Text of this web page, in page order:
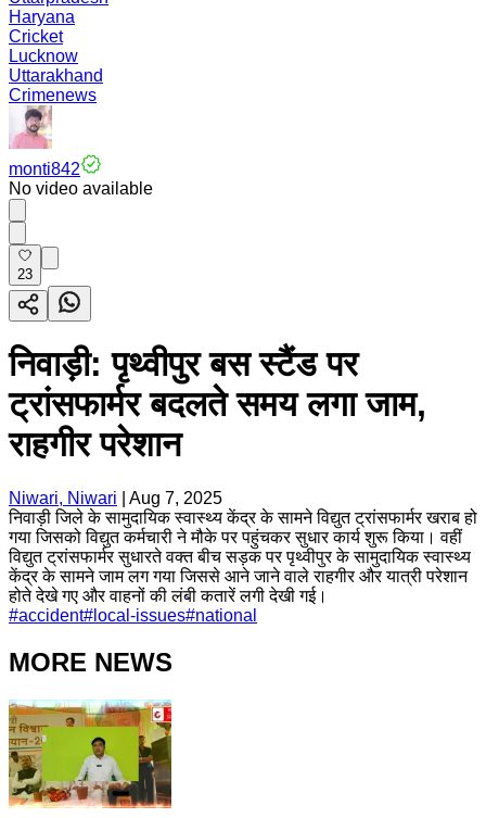
Haryana
Cricket
Lucknow
Uttarakhand
Crimenews
monti842
No video available
23
निवाड़ी: पृथ्वीपुर बस स्टैंड पर
ट्रांसफार्मर बदलते समय लगा जाम,
राहगीर परेशान
Niwari, Niwari
Aug 7, 2025
निवाड़ी जिले के सामुदायिक स्वास्थ्य केंद्र के सामने विद्युत ट्रांसफार्मर खराब हो
गया जिसको विद्युत कर्मचारी ने मौके पर पहुंचकर सुधार कार्य शुरू किया। वहीं
विद्युत ट्रांसफार्मर सुधारते वक्त बीच सड़क पर पृथ्वीपुर के सामुदायिक स्वास्थ्य
केंद्र के सामने जाम लग गया जिससे आने जाने वाले राहगीर और यात्री परेशान
होते देखे गए और वाहनों की लंबी कतारें लगी देखी गई।
#accident# local-issues#national
MORE NEWS